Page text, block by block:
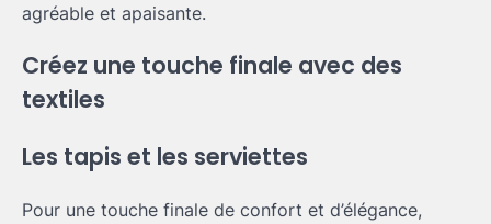
agréable et apaisante.
Créez une touche finale avec des
textiles
Les tapis et les serviettes
Pour une touche finale de confort et d’élégance,